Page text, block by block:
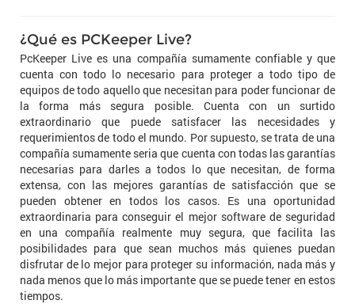
¿Qué es PCKeeper Live?
PcKeeper Live es una compañía sumamente confiable y que
cuenta con todo lo necesario para proteger a todo tipo de
equipos de todo aquello que necesitan para poder funcionar de
la forma más segura posible. Cuenta con un surtido
extraordinario que puede satisfacer las necesidades y
requerimientos de todo el mundo. Por supuesto, se trata de una
compañía sumamente seria que cuenta con todas las garantías
necesarias para darles a todos lo que necesitan, de forma
extensa, con las mejores garantías de satisfacción que se
pueden obtener en todos los casos. Es una oportunidad
extraordinaria para conseguir el mejor software de seguridad
en una compañía realmente muy segura, que facilita las
posibilidades para que sean muchos más quienes puedan
disfrutar de lo mejor para proteger su información, nada más y
nada menos que lo más importante que se puede tener en estos
tiempos.